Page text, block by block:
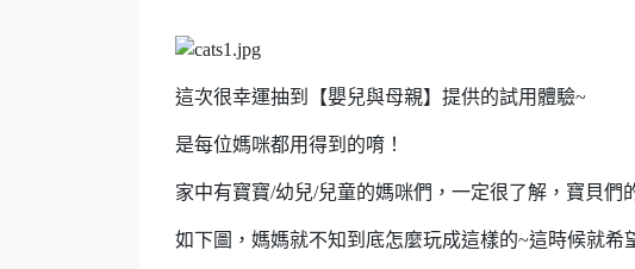
這次很幸運抽到【嬰兒與母親】提供的試用體驗~
是每位媽咪都用得到的唷！
家中有寶寶/幼兒/兒童的媽咪們，一定很了解，寶貝
如下圖，媽媽就不知到底怎麼玩成這樣的~這時候就